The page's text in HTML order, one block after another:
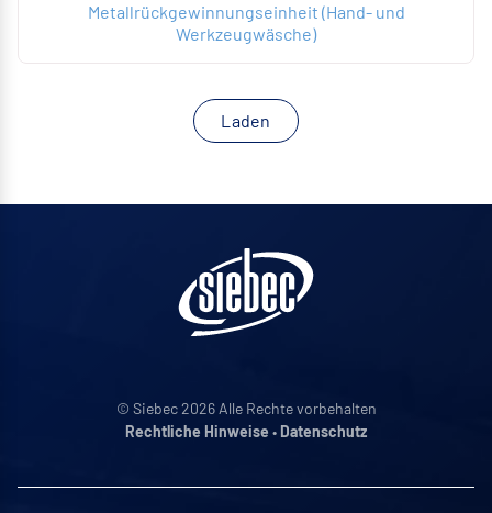
Metallrückgewinnungseinheit (Hand- und
Werkzeugwäsche)
Laden
© Siebec 2026 Alle Rechte vorbehalten
Rechtliche Hinweise • Datenschutz